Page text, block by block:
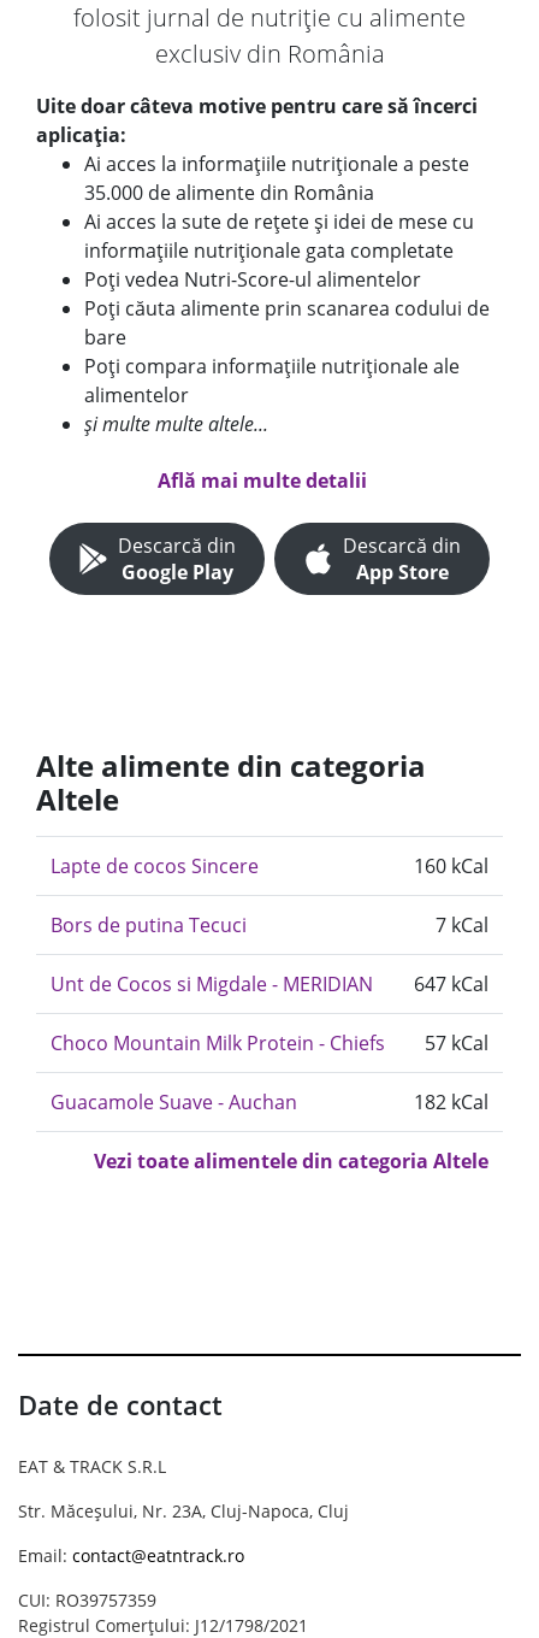
folosit jurnal de nutriție cu alimente
exclusiv din România
Uite doar câteva motive pentru care să încerci
aplicația:
Ai acces la informațiile nutriționale a peste
35.000 de alimente din România
Ai acces la sute de rețete și idei de mese cu
informațiile nutriționale gata completate
Poți vedea Nutri-Score-ul alimentelor
Poți căuta alimente prin scanarea codului de
bare
Poți compara informațiile nutriționale ale
alimentelor
și multe multe altele...
Află mai multe detalii
Descarcă din
Google Play
Descarcă din
App Store
Alte alimente din categoria
Altele
Lapte de cocos Sincere 160 kCal
Bors de putina Tecuci 7 kCal
Unt de Cocos si Migdale - MERIDIAN 647 kCal
Choco Mountain Milk Protein - Chiefs 57 kCal
Guacamole Suave - Auchan 182 kCal
Vezi toate alimentele din categoria Altele
Date de contact
EAT & TRACK S.R.L
Str. Măceșului, Nr. 23A, Cluj-Napoca, Cluj
Email: contact@eatntrack.ro
CUI: RO39757359
Registrul Comerțului: J12/1798/2021